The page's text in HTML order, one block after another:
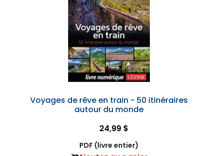
Voyages de rêve en train - 50 itinéraires
autour du monde
24,99 $
PDF (livre entier)